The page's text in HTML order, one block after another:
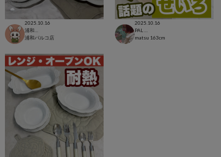
2025.10.16
浦和パルコ店
2025.10.16
matsu 163cm